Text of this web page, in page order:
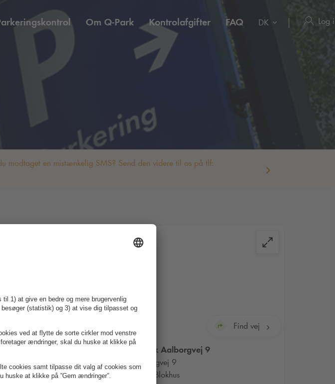
Om Q-Park Kontrolafgifter FAQ DK Log
modtaget en mistænkelig SMS? Send den videre til os på tlf:
Find vej
Q-ParkAalborgvej 9
Aalborgvej 9
9492 Blokhus